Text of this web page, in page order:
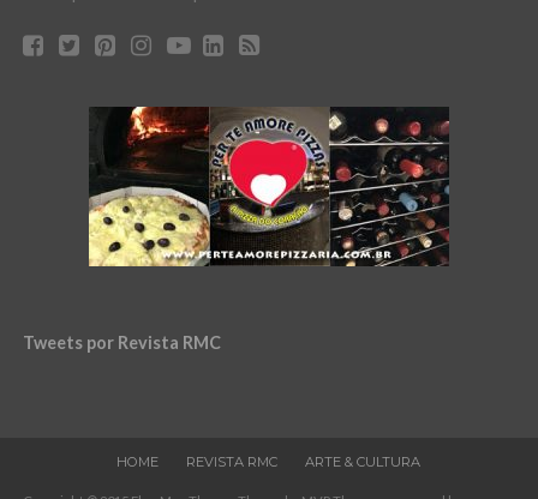
Tweets por Revista RMC
HOME REVISTA RMC ARTE & CULTURA